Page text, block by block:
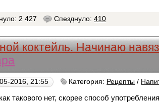
2 427 Спезднуло:410
коктейль. Начинаю
2016, 21:55 Категория: Рецепты /
такового нет, скорее способ